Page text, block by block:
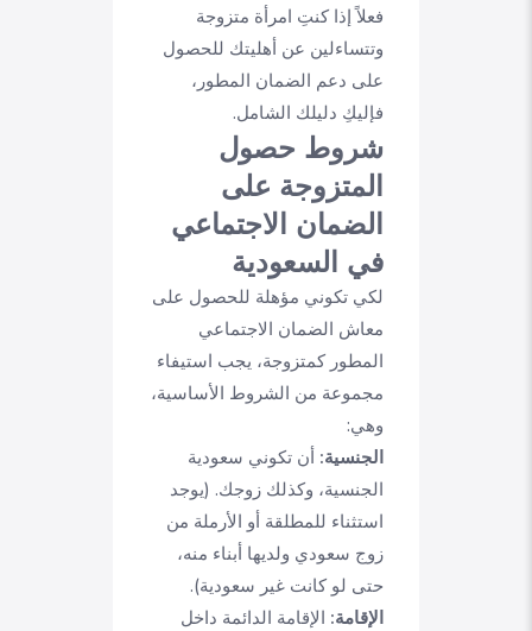
فعلاً إذا كنتِ امرأة متزوجة
وتتساءلين عن أهليتك للحصول
على دعم الضمان المطور،
فإليكِ دليلك الشامل.
شروط حصول
المتزوجة على
الضمان الاجتماعي
في السعودية
لكي تكوني مؤهلة للحصول على
معاش الضمان الاجتماعي
المطور كمتزوجة، يجب استيفاء
مجموعة من الشروط الأساسية،
وهي:
الجنسية: أن تكوني سعودية
الجنسية، وكذلك زوجك. (يوجد
استثناء للمطلقة أو الأرملة من
زوج سعودي ولديها أبناء منه،
حتى لو كانت غير سعودية).
الإقامة: الإقامة الدائمة داخل